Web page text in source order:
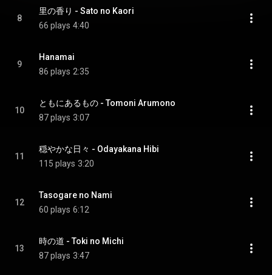
8
里の香り - Sato no Kaori
66 plays 4:40
9
Hanamai
86 plays 2:35
10
ともにあるもの - Tomoni Arumono
87 plays 3:07
11
穏やかな日々 - Odayakana Hibi
115 plays 3:20
12
Tasogare no Nami
60 plays 6:12
13
時の道 - Toki no Michi
87 plays 3:47